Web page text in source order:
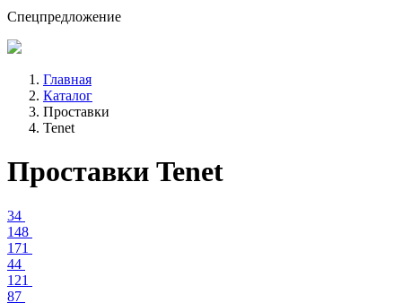
Спецпредложение
Главная
Каталог
Проставки
Tenet
Проставки Tenet
34
148
171
44
121
87